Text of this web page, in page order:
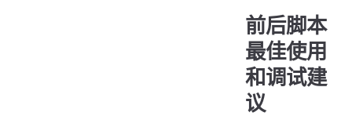
前后脚本
最佳使用
和调试建
议